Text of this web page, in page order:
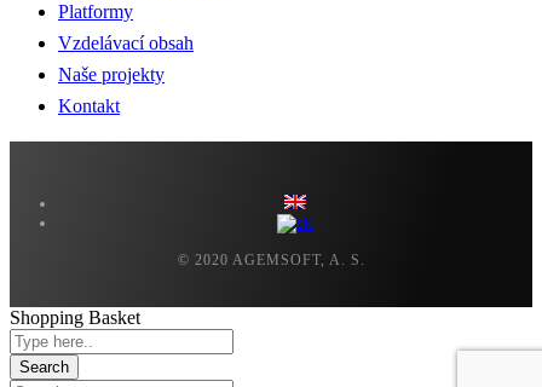
Platformy
Vzdelávací obsah
Naše projekty
Kontakt
© 2020 AGEMSOFT, A. S.
Shopping Basket